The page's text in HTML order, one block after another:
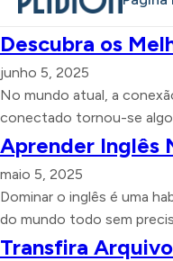
Descubra os
junho 5, 2025
No mundo atual, a
conectado tornou-se
Aprender Inglês
maio 5, 2025
Dominar o inglês é uma
do mundo todo sem
Transfira